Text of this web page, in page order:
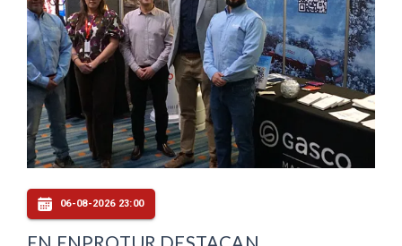
06-08-2026 23:00